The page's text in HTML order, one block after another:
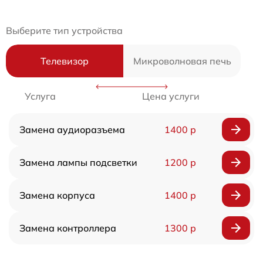
Выберите тип устройства
Телевизор Микроволновая печь
Услуга Цена услуги
Замена аудиоразъема 1400 р
Замена лампы подсветки 1200 р
Замена корпуса 1400 р
Замена контроллера 1300 р